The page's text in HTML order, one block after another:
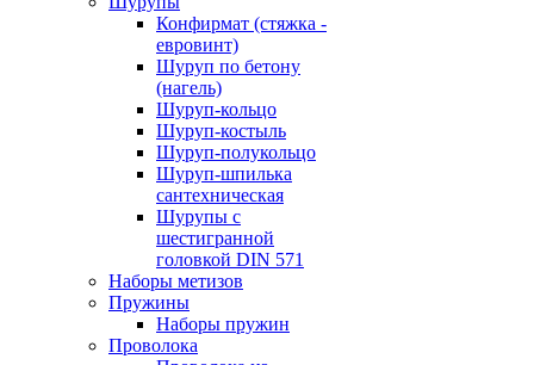
Конфирмат (стяжка -
евровинт)
Шуруп по бетону
(нагель)
Шуруп-кольцо
Шуруп-костыль
Шуруп-полукольцо
Шуруп-шпилька
сантехническая
Шурупы с
шестигранной
головкой DIN 571
Наборы метизов
Пружины
Наборы пружин
Проволока